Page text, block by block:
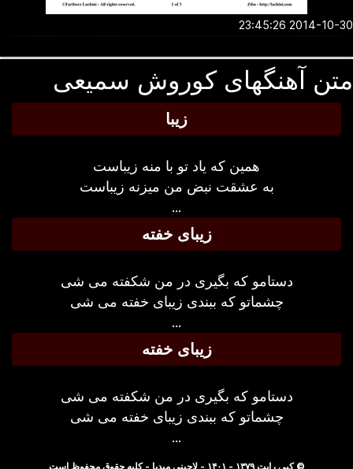
2014-10-30
آهنگهای کوروش سمیعی
زیبا
همین که یاد تو با منه زیباست
به عشقت نبض من میزنه زیباست
زیبای خفته
دستامو که بگیری در من شکفته می شی
چشماتو که ببندی زیبای خفته می شی
زیبای خفته
دستامو که بگیری در من شکفته می شی
چشماتو که ببندی زیبای خفته می شی
© کپی رایت ۱۳۷۹ - ۱۴۰۱ - لاچینی میدیا - کلیه حقوق محفوظ است